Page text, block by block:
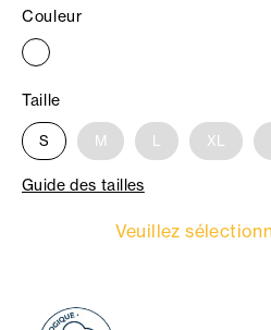
Couleur
Taille
S M L XL
Guide des tailles
Veuillez